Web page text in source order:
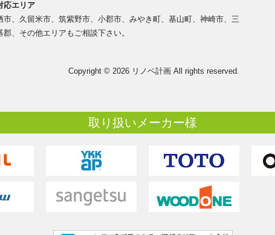
応エリア
市、久留米市、筑紫野市、小郡市、みやき町、基山町、神崎市、三
郡、その他エリアもご相談下さい。
Copyright © 2026 リノベ計画 All rights reserved.
取り扱いメーカー様